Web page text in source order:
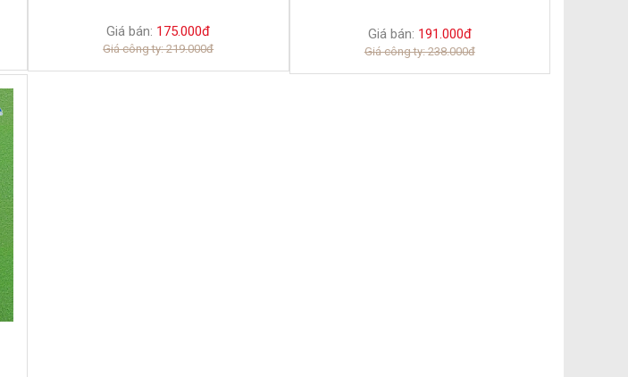
Giá bán: 175.000đ
Giá công ty: 219.000đ
Giá bán: 191.000đ
Giá công ty: 238.000đ